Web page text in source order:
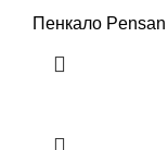
Пенкало